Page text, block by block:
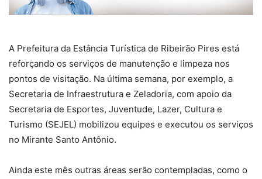
A Prefeitura da Estância Turística de Ribeirão Pires está
reforçando os serviços de manutenção e limpeza nos
pontos de visitação. Na última semana, por exemplo, a
Secretaria de Infraestrutura e Zeladoria, com apoio da
Secretaria de Esportes, Juventude, Lazer, Cultura e
Turismo (SEJEL) mobilizou equipes e executou os serviços
no Mirante Santo Antônio.
Ainda este mês outras áreas serão contempladas, como o